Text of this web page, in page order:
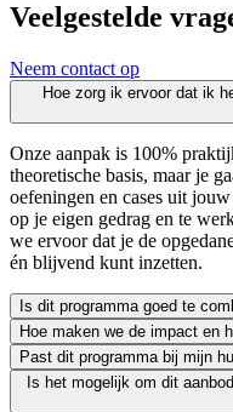
Veelgestelde
Neem contact op
Hoe zorg ik ervoor dat ik
Onze aanpak is 100%
theoretische basis, maar je
oefeningen en cases uit
op je eigen gedrag en te
we ervoor dat je de
én blijvend kunt inzetten.
Is dit programma goed te
Zeker. We leiden uitsluitend
Hoe maken we de impact en
Leren moet leiden tot
Past dit programma bij mijn
We vinden het essentieel
Is het mogelijk om dit